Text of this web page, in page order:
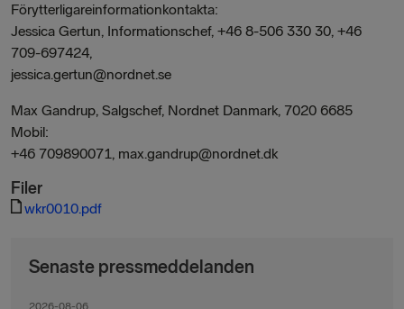
Förytterligareinformationkontakta:
Jessica Gertun, Informationschef, +46 8-506 330 30, +46
709-697424,
jessica.gertun@nordnet.se
Max Gandrup, Salgschef, Nordnet Danmark, 7020 6685
Mobil:
+46 709890071, max.gandrup@nordnet.dk
Filer
wkr0010.pdf
Senaste pressmeddelanden
2026-08-06